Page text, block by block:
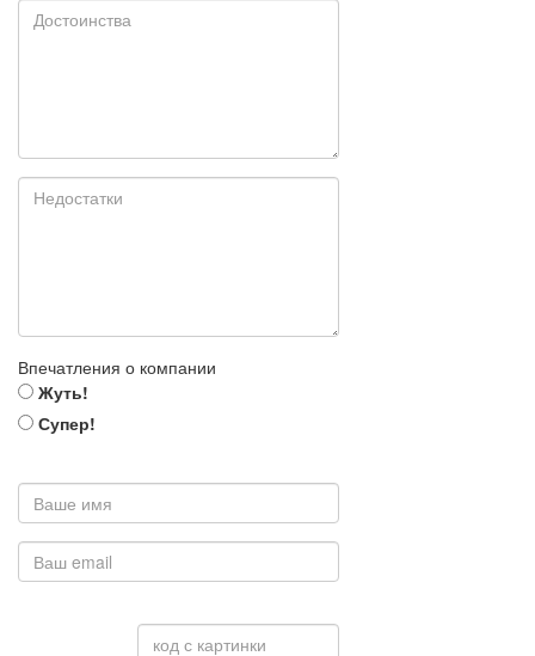
Впечатления о компании
Жуть!
Супер!